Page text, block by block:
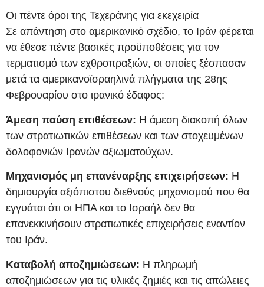
Οι πέντε όροι της Τεχεράνης για εκεχειρία
Σε απάντηση στο αμερικανικό σχέδιο, το Ιράν φέρεται
να έθεσε πέντε βασικές προϋποθέσεις για τον
τερματισμό των εχθροπραξιών, οι οποίες ξέσπασαν
μετά τα αμερικανοϊσραηλινά πλήγματα της 28ης
Φεβρουαρίου στο ιρανικό έδαφος:
Άμεση παύση επιθέσεων: Η άμεση διακοπή όλων
των στρατιωτικών επιθέσεων και των στοχευμένων
δολοφονιών Ιρανών αξιωματούχων.
Μηχανισμός μη επανέναρξης επιχειρήσεων: Η
δημιουργία αξιόπιστου διεθνούς μηχανισμού που θα
εγγυάται ότι οι ΗΠΑ και το Ισραήλ δεν θα
επανεκκινήσουν στρατιωτικές επιχειρήσεις εναντίον
του Ιράν.
Καταβολή αποζημιώσεων: Η πληρωμή
αποζημιώσεων για τις υλικές ζημιές και τις απώλειες